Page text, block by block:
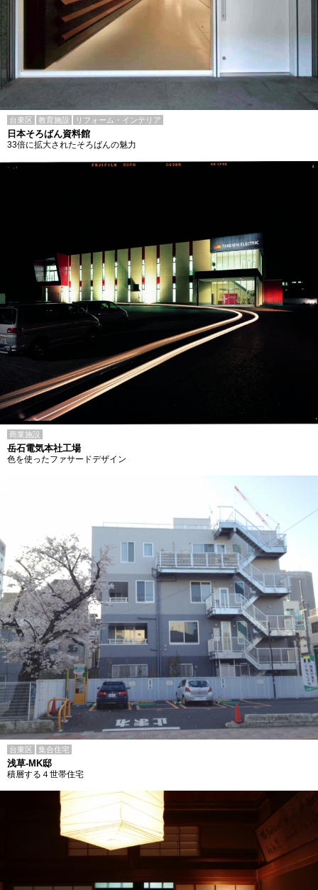
台東区 教育施設 リフォーム・インテリア
日本そろばん資料館
33倍に拡大されたそろばんの魅力
商業施設
岳石電気本社工場
色を使ったファサードデザイン
台東区 集合住宅
浅草-MK邸
積層する４世帯住宅